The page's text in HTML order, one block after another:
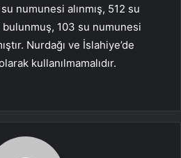
numunesi alınmış, 512 su
103 su numunesi
Nurdağı ve İslahiye’de
kullanılmamalıdır.